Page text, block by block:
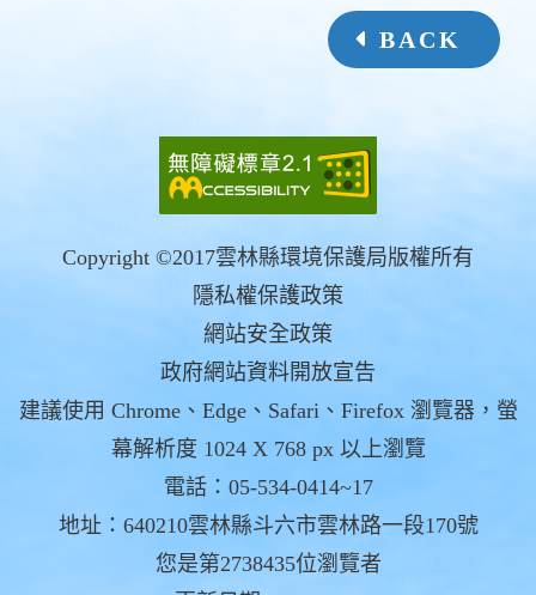
BACK
Copyright ©2017雲林縣環境保護局版權所有
隱私權保護政策
網站安全政策
政府網站資料開放宣告
建議使用 Chrome、Edge、Safari、Firefox 瀏覽器，螢
幕解析度 1024 X 768 px 以上瀏覽
電話：05-534-0414~17
地址：640210雲林縣斗六市雲林路一段170號
您是第2738435位瀏覽者